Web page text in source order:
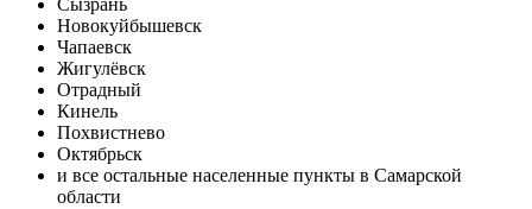
Сызрань
Новокуйбышевск
Чапаевск
Жигулёвск
Отрадный
Кинель
Похвистнево
Октябрьск
и все остальные населенные пункты в Самарской
области